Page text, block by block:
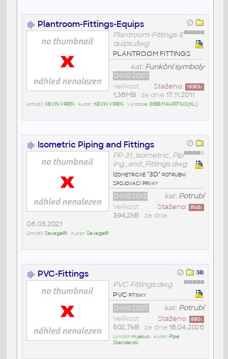
Plantroom-Fittings-Equips
Plantroom-Fittings-E
quips.dwg
PLANTROOM FITTINGS
kat:Funkční symboly
DWG2007
Staženo: 19363x
Velikost
1,36MB• ze dne 17.11.2011
Umístil: KEVIN VIREN • Autor: KEVIN VIREN • Výrobce:GIBB MAURITIUS(KL)
Isometric Piping and Fittings
PP-31_Isometric_Pip
ing_and_Fittings.dwg
Izometrické "3D" potrubní
spojovací prvky
kat:Potrubí
DWG2013
Staženo: 6143x
Velikost
394,2kB• ze dne
06.05.2021
Umístil:Savage61 • Autor:Savage61
PVC-Fittings
PVC-Fittings.dwg
PVC fitinky
kat:Potrubí
DWG2007
Staženo: 880x
Velikost
502,7kB• ze dne 18.04.2026
Umístil:m.jesus• Autor: Pipe
Standards